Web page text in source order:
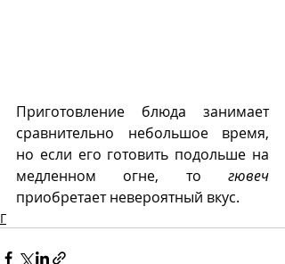
Приготовление блюда занимает
сравнительно небольшое время,
но если его готовить подольше на
медленном огне, то гювеч
приобретает невероятный вкус.
Г